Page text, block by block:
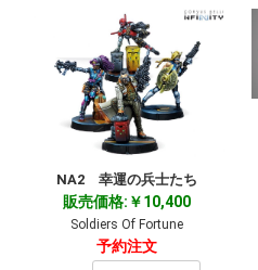
NA2 幸運の兵士たち
販売価格:￥10,400
Soldiers Of Fortune
予約注文